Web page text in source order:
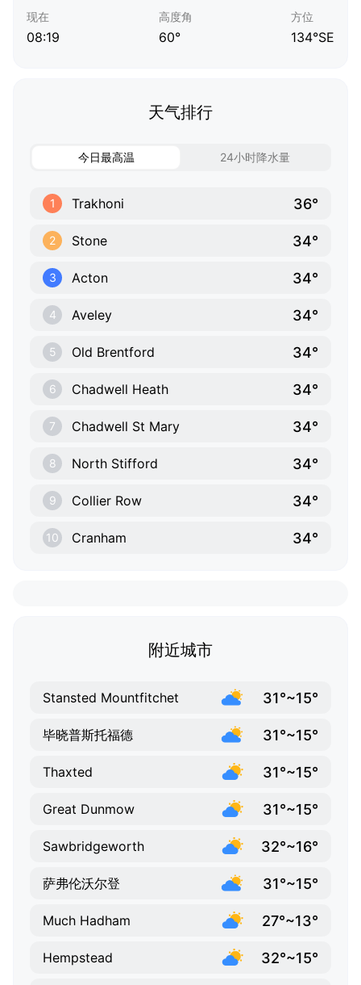
现在
08:19
高度角
60°
方位
134°SE
天气排行
今日最高温 24小时降水量
1 Trakhoni 36°
2 Stone 34°
3 Acton 34°
4 Aveley 34°
5 Old Brentford 34°
6 Chadwell Heath 34°
7 Chadwell St Mary 34°
8 North Stifford 34°
9 Collier Row 34°
10 Cranham 34°
附近城市
Stansted Mountfitchet 31°~15°
毕晓普斯托福德 31°~15°
Thaxted 31°~15°
Great Dunmow 31°~15°
Sawbridgeworth 32°~16°
萨弗伦沃尔登 31°~15°
Much Hadham 27°~13°
Hempstead 32°~15°